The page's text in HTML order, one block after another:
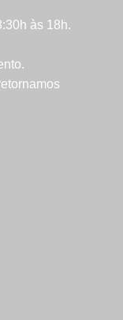
às 18h.